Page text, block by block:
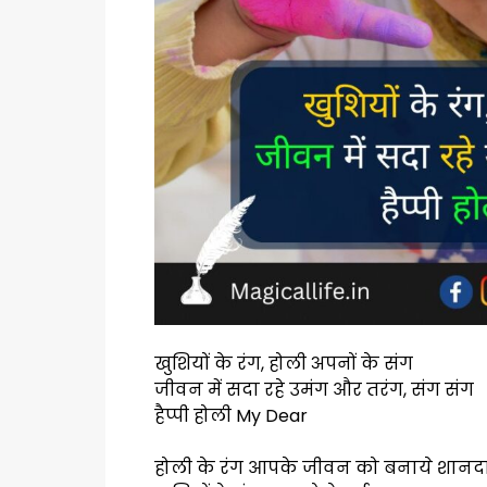
खुशियों के रंग, होली अपनों के संग
जीवन में सदा रहे उमंग और तरंग, संग संग
हैप्पी होली My Dear
होली के रंग आपके जीवन को बनाये